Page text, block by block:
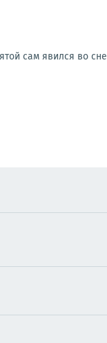
сам явился во